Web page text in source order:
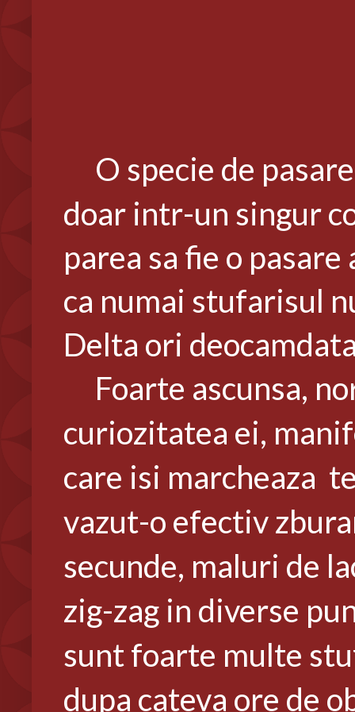
O specie de
doar intr-un singur
parea sa fie o
ca numai stufarisul
Delta ori
Foarte ascunsa,
curiozitatea ei,
care isi marcheaza
vazut-o efectiv
secunde, maluri de
zig-zag in diverse
sunt foarte multe
dupa cateva ore de